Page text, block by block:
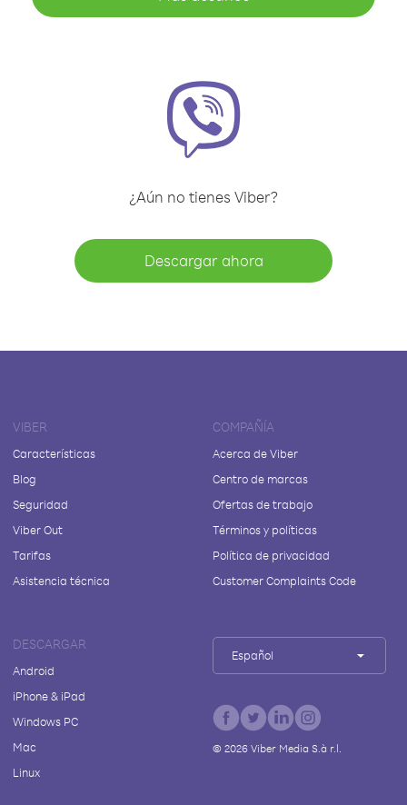
¿Aún no tienes Viber?
Descargar ahora
VIBER
Características
Blog
Seguridad
Viber Out
Tarifas
Asistencia técnica
COMPAÑÍA
Acerca de Viber
Centro de marcas
Ofertas de trabajo
Términos y políticas
Política de privacidad
Customer Complaints Code
DESCARGAR
Android
iPhone & iPad
Windows PC
Mac
Linux
Español
© 2026Viber Media S.à r.l.